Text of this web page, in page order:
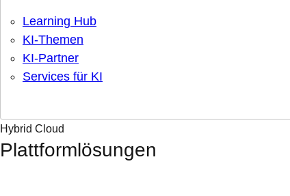
Learning Hub
KI-Themen
KI-Partner
Services für KI
Hybrid Cloud
Plattformlösungen